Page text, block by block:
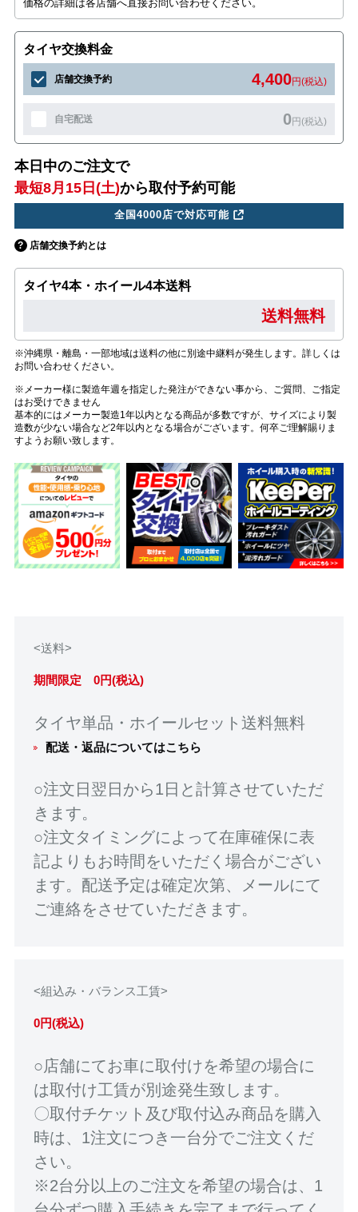
価格の詳細は各店舗へ直接お問い合わせください。
タイヤ交換料金
店舗交換予約 4,400円(税込)
自宅配送 0円(税込)
本日中のご注文で
最短8月15日(土)から取付予約可能
全国4000店で対応可能
店舗交換予約とは
タイヤ4本・ホイール4本送料
送料無料
※沖縄県・離島・一部地域は送料の他に別途中継料が発生します。詳しくは
お問い合わせください。
※メーカー様に製造年週を指定した発注ができない事から、ご質問、ご指定
はお受けできません
基本的にはメーカー製造1年以内となる商品が多数ですが、サイズにより製
造数が少ない場合など2年以内となる場合がございます。何卒ご理解賜りま
すようお願い致します。
<送料>
期間限定 0円(税込)
タイヤ単品・ホイールセット送料無料
配送・返品についてはこちら
○注文日翌日から1日と計算させていただ
きます。
○注文タイミングによって在庫確保に表
記よりもお時間をいただく場合がござい
ます。配送予定は確定次第、メールにて
ご連絡をさせていただきます。
<組込み・バランス工賃>
0円(税込)
○店舗にてお車に取付けを希望の場合に
は取付け工賃が別途発生致します。
〇取付チケット及び取付込み商品を購入
時は、1注文につき一台分でご注文くだ
さい。
※2台分以上のご注文を希望の場合は、1